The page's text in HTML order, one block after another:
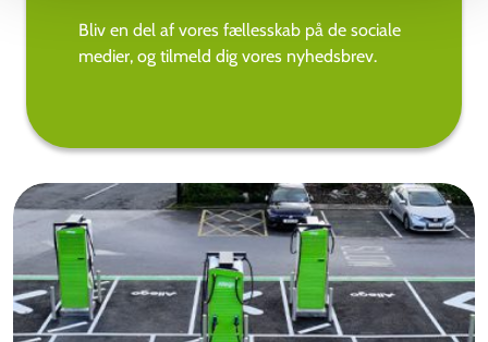
Bliv en del af vores fællesskab på de sociale
medier, og tilmeld dig vores nyhedsbrev.